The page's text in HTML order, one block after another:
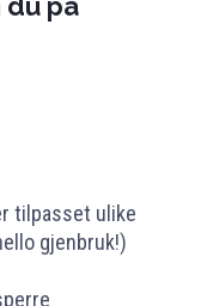
tilpasset ulike
gjenbruk!)